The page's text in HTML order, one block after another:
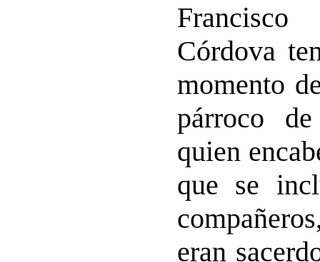
Córdova
momento
párroco
quien
que se
eran